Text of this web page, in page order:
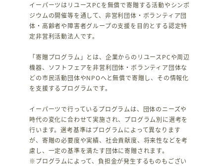
イーパーツはリユースPCを無償で寄贈する活動やシンポ
ジウムの開催等を通して、非営利団体・ボランティア団
体・高齢者や障害者グループの支援を目的とする認定特
定非営利活動法人です。
「寄贈プログラム」とは、企業からのリユースPCや周辺
機器、ソフトフェアを非営利団体・ボランティア団体な
どの市民活動団体やNPOへと無償で寄贈し、その情報化
を支援するプログラムです。
イーパーツで行っているプログラムは、団体のニーズや
時代の変化に合わせて実施され、プログラム別に選考を
行います。選考基準はプログラムによって異なります
が、寄贈の必要度や実績、社会貢献度、将来性などを考
慮し、一定の基準を満たす団体に寄贈されます。
※プログラムによって、負担金が発生するものもござい